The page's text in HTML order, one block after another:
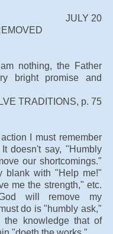
JULY 20
nothing, the Father
bright promise and
TRADITIONS, p. 75
I must remember
doesn't say, "Humbly
our shortcomings."
blank with "Help me!"
me the strength," etc.
will remove my
do is "humbly ask,"
knowledge that of